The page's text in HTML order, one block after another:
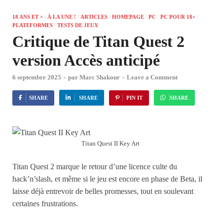
18 ANS ET + / À LA UNE ! / ARTICLES / HOMEPAGE / PC / PC POUR 18+ /
PLATEFORMES / TESTS DE JEUX
Critique de Titan Quest 2
version Accès anticipé
6 septembre 2025 - par Marc Shakour - Leave a Comment
SHARE SHARE PIN IT SHARE
Titan Quest II Key Art
Titan Quest 2 marque le retour d’une licence culte du
hack’n’slash, et même si le jeu est encore en phase de Beta, il
laisse déjà entrevoir de belles promesses, tout en soulevant
certaines frustrations.